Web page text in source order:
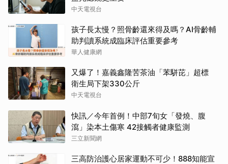
中天電視台
孩子長太慢？照骨齡還來得及嗎？AI骨齡輔
助判讀系統成臨床評估重要參考
華人健康網
又爆了！嘉義鑫隆苦茶油「苯駢芘」超標
衛生局下架330公斤
中天電視台
快訊／今年首例！中部7旬女「發燒、腹
瀉」染本土傷寒 42接觸者健康監測
三立新聞網
三高防治護心居家運動不可少！888知能宣